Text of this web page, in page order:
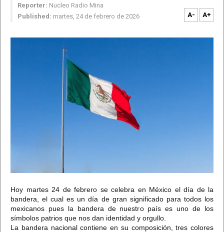
Reporter: Nucleo Radio Mina
Published: martes, 24 de febrero de 2026 A- A+
Hoy martes 24 de febrero se celebra en México el día de la
bandera, el cual es un día de gran significado para todos los
mexicanos pues la bandera de nuestro país es uno de los
símbolos patrios que nos dan identidad y orgullo.
La bandera nacional contiene en su composición, tres colores